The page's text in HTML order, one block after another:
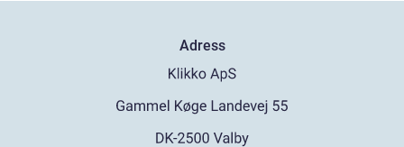
Adress